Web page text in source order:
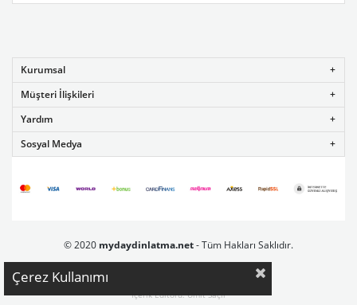
Kurumsal
Müşteri İlişkileri
Yardım
Sosyal Medya
© 2020 mydaydinlatma.net- Tüm Hakları Saklıdır.
İçerik Editörü: Ümit Saçlı
Çerez Kullanımı